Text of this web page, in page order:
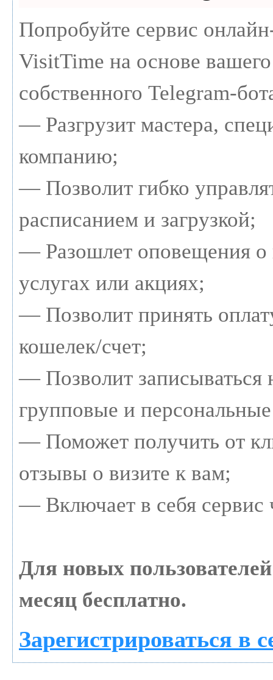
Попробуйте сервис
VisitTime на основе вашего
собственного Telegram-
— Разгрузит мастера,
компанию;
— Позволит гибко
расписанием и загрузкой;
— Разошлет оповещения
услугах или акциях;
— Позволит принять
кошелек/счет;
— Позволит записываться
групповые и
— Поможет получить от
отзывы о визите к вам;
— Включает в себя сервис
Для новых
месяц бесплатно.
Зарегистрироваться в